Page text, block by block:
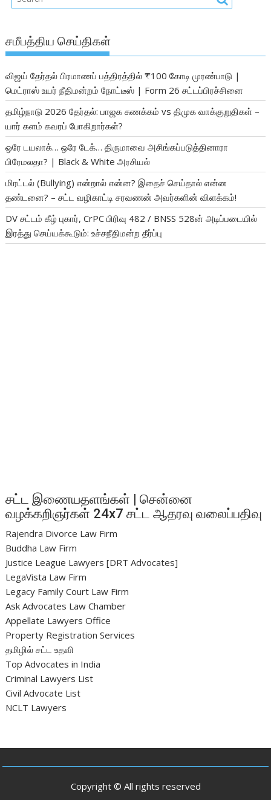
சமீபத்திய செய்திகள்
விஜய் தேர்தல் பிரமாணப் பத்திரத்தில் ₹100 கோடி முரண்பாடு |
மெட்ராஸ் உயர் நீதிமன்றம் நோட்டீஸ் | Form 26 சட்டப்பிரச்சினை
தமிழ்நாடு 2026 தேர்தல்: பாஜக சுணக்கம் vs திமுக வாக்குறுதிகள் –
யார் களம் கவரப் போகிறார்கள்?
ஒரே டயலாக்… ஒரே டேக்… திருமாவை அசிங்கப்படுத்தினாரா
பிரேமலதா? | Black & White அரசியல்
மிரட்டல் (Bullying) என்றால் என்ன? இதைச் செய்தால் என்ன
தண்டனை? – சட்ட வழிகாட்டி சரவணன் அவர்களின் விளக்கம்!
DV சட்டம் கீழ் புகார், CrPC பிரிவு 482 / BNSS 528ன் அடிப்படையில்
இரத்து செய்யக்கூடும்: உச்சநீதிமன்ற தீர்ப்பு
சட்ட இணையதளங்கள் | சென்னை
வழக்கறிஞர்கள் 24x7 சட்ட ஆதரவு வலைப்பதிவு
Rajendra Divorce Law Firm
Buddha Law Firm
Justice League Lawyers [DRT Advocates]
LegaVista Law Firm
Legacy Family Court Law Firm
Ask Advocates Law Chamber
Appellate Lawyers Office
Property Registration Services
தமிழில் சட்ட உதவி
Top Advocates in India
Criminal Lawyers List
Civil Advocate List
NCLT Lawyers
Copyright © All rights reserved